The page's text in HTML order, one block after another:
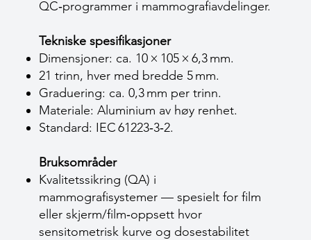
QC‑programmer i mammografiavdelinger.
Tekniske spesifikasjoner
Dimensjoner: ca. 10 × 105 × 6,3 mm.
21 trinn, hver med bredde 5 mm.
Graduering: ca. 0,3 mm per trinn.
Materiale: Aluminium av høy renhet.
Standard: IEC 61223‑3‑2.
Bruksområder
Kvalitetssikring (QA) i
mammografisystemer — spesielt for film
eller skjerm/film‑oppsett hvor
sensitometrisk kurve og dose­stabilitet